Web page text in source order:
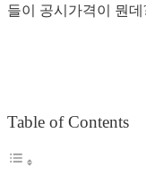
들이 공시가격이 뭔
Table of Contents